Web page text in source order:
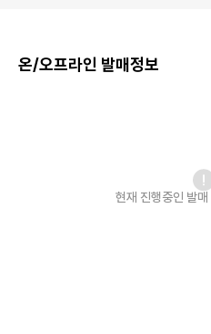
온/오프라인 발매정보
현재 진행중인 발매